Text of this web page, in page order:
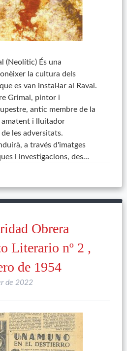
(Neolític) És una
la cultura dels
es van instal·lar al Raval.
Grimal, pintor i
antic membre de la
amatent i lluitador
les adversitats.
a través d'imatges
i investigacions, des…
Obrera
Literario nº 2 ,
de 1954
de 2022